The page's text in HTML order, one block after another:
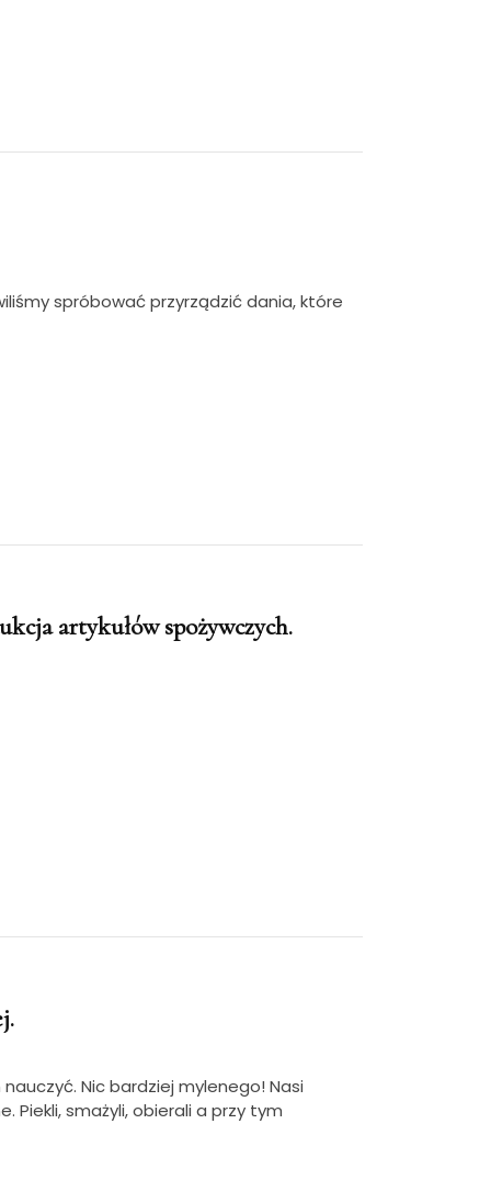
spróbować przyrządzić dania, które
artykułów spożywczych.
Nic bardziej mylenego! Nasi
Piekli, smażyli, obierali a przy tym